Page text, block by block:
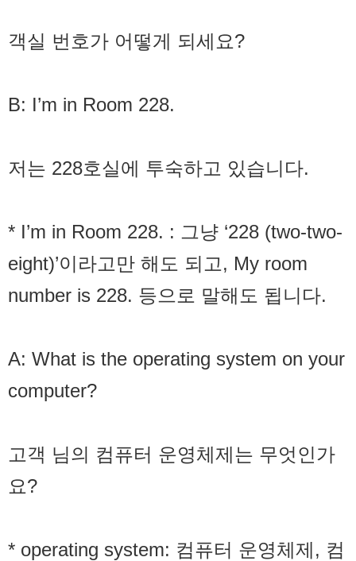
객실 번호가 어떻게 되세요?
B: I’m in Room 228.
저는 228호실에 투숙하고 있습니다.
* I’m in Room 228. : 그냥 ‘228 (two-two-
eight)’이라고만 해도 되고, My room
number is 228. 등으로 말해도 됩니다.
A: What is the operating system on your
computer?
고객 님의 컴퓨터 운영체제는 무엇인가
요?
* operating system: 컴퓨터 운영체제, 컴